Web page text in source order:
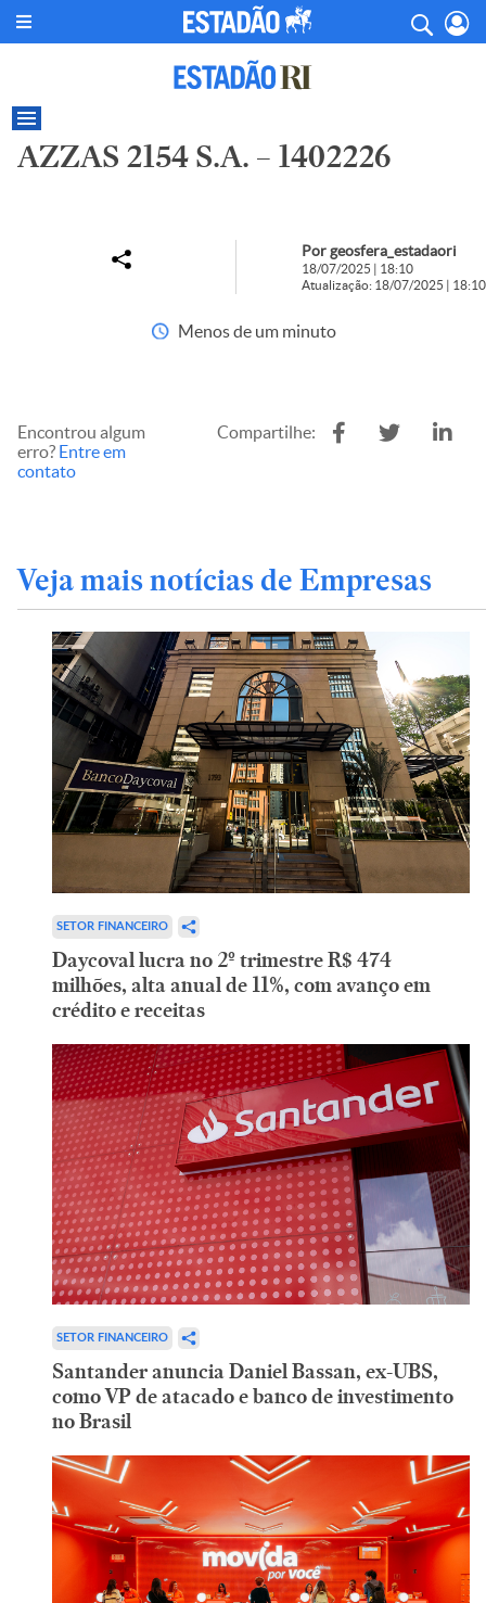
AZZAS 2154 S.A. – 1402226
Por geosfera_estadaori
18/07/2025 | 18:10
Atualização: 18/07/2025 | 18:10
Menos de um minuto
Encontrou algum
erro? Entre em
contato
Compartilhe:
Veja mais notícias de Empresas
SETOR FINANCEIRO
Daycoval lucra no 2º trimestre R$ 474
milhões, alta anual de 11%, com avanço em
crédito e receitas
SETOR FINANCEIRO
Santander anuncia Daniel Bassan, ex-UBS,
como VP de atacado e banco de investimento
no Brasil